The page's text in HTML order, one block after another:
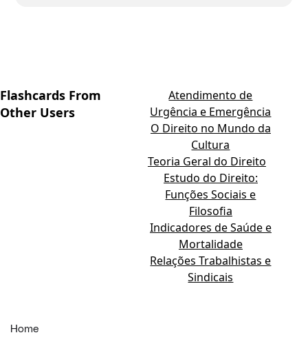
Flashcards From
Other Users
Atendimento de
Urgência e Emergência
O Direito no Mundo da
Cultura
Teoria Geral do Direito
Estudo do Direito:
Funções Sociais e
Filosofia
Indicadores de Saúde e
Mortalidade
Relações Trabalhistas e
Sindicais
Home